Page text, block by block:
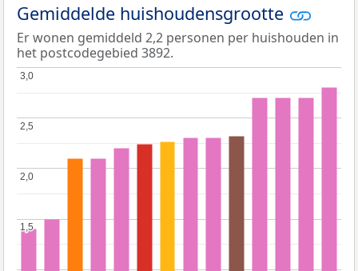
Gemiddelde huishoudensgrootte
Er wonen gemiddeld 2,2 personen per huishouden in
het postcodegebied 3892.
1,5
1,5
2,0
2,0
2,5
2,5
3,0
3,0